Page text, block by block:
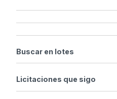
Buscar en lotes
Licitaciones que sigo